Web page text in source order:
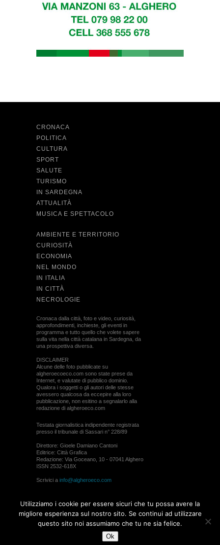
CRONACA
POLITICA
CULTURA
SPORT
SALUTE
TURISMO
IN SARDEGNA
ATTUALITÀ
MUSICA E SPETTACOLO
AMBIENTE E TERRITORIO
CURIOSITÀ
ECONOMIA
NEL MONDO
IN ITALIA
IN CITTÀ
NECROLOGIE
Cronaca dalla città, foto e video, curiosità,
approfondimenti, inchieste, gli eventi in
programma e tutto quello che volete sapere
sulla vita nella città catalana in Sardegna, da
una prospettiva diversa.
DISCLAIMER
Alcune delle foto pubblicate su
algheroecoeco.com sono state prese da
Internet, e valutate di pubblico dominio.
Qualora i soggetti o gli autori delle stesse
avessero qualcosa da eccepire alla loro
pubblicazione, non esitino a segnalarlo alla
redazione di algheroeco.com
Testata giornalistica indipendente registrata
presso il tribunale di Sassari n° 228/89
Direttore: Gioele Damiano Cantoni
Editrice: Città Grafica
Redazione: Via Goceano, 10 - 07041 Alghero
ISSN 2532-618X
Scrivici a info@algheroeco.com
© ALGHERO ECO Riproduzione solo con il
permesso di algheroeco.com
Utilizziamo i cookie per essere sicuri che tu possa avere la
migliore esperienza sul nostro sito. Se continui ad utilizzare
questo sito noi assumiamo che tu ne sia felice.
Ok